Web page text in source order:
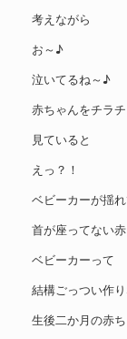
考えながら
お～♪
泣いてるね～♪
赤ちゃんをチラ
見ていると
えっ？！
ベビーカーが揺
首が座ってない
ベビーカーって
結構ごっつい作
生後二か月の赤